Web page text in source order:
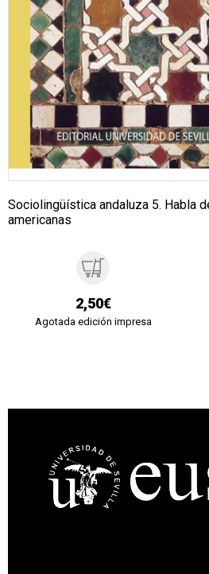
Sociolingüística andaluza 5. Habla
americanas
2,50€
Agotada edición impresa